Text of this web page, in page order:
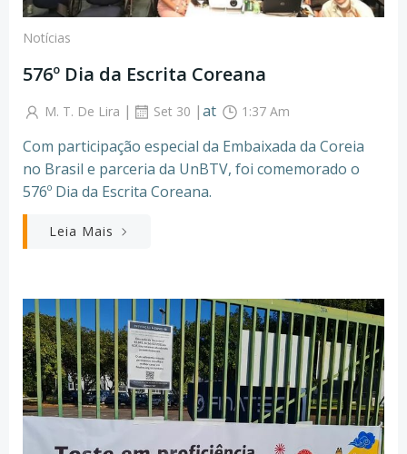
Notícias
576º Dia da Escrita Coreana
M. T. De Lira | Set 30 |at 1:37 Am
Com participação especial da Embaixada da Coreia
no Brasil e parceria da UnBTV, foi comemorado o
576º Dia da Escrita Coreana.
Leia Mais